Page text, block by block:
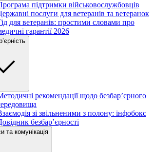
підтримки військовослужбовців
послуги для ветеранів та ветеранок
для ветеранів: простими словами про
гарантії 2026
рекомендації щодо безбар’єрного
зі звільненими з полону: інфобокс
безбар’єрності
та комунікація